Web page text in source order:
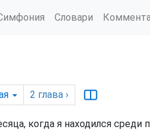
Словари
2 глава ›
когда я находился среди